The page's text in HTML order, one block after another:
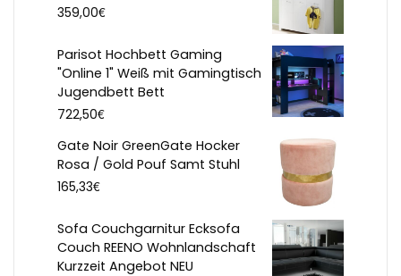
359,00€
Parisot Hochbett Gaming
"Online 1" Weiß mit Gamingtisch
Jugendbett Bett
722,50€
Gate Noir GreenGate Hocker
Rosa / Gold Pouf Samt Stuhl
165,33€
Sofa Couchgarnitur Ecksofa
Couch REENO Wohnlandschaft
Kurzzeit Angebot NEU